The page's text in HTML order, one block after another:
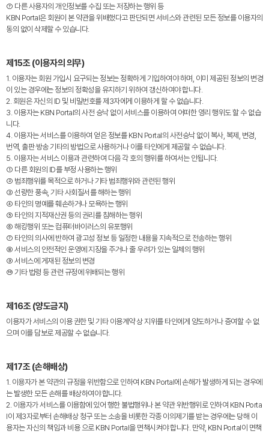
⑦ 다른 사용자의 개인정보를 수집 또는 저장하는 행위 등
KBN Portal은 회원이 본 약관을 위배했다고 판단되면 서비스와 관련된 모든 정보를 이용자의
동의 없이 삭제할 수 있습니다.
제15조 (이용자의 의무)
1. 이용자는 회원 가입시 요구되는 정보는 정확하게 기입하여야 하며, 이미 제공된 정보의 변경
이 있는 경우에는 정보의 정확성을 유지하기 위하여 갱신하여야 합니다.
2. 회원은 자신의 ID 및 비밀번호를 제3자에게 이용하게 할 수 없습니다.
3. 이용자는 KBN Portal의 사전 승낙 없이 서비스를 이용하여 어떠한 영리 행위도 할 수 없습
니다.
4. 이용자는 서비스를 이용하여 얻은 정보를 KBN Portal의 사전승낙 없이 복사, 복제, 변경,
번역, 출판·방송 기타의 방법으로 사용하거나 이를 타인에게 제공할 수 없습니다.
5. 이용자는 서비스 이용과 관련하여 다음 각 호의 행위를 하여서는 안됩니다.
① 다른 회원의 ID를 부정 사용하는 행위
② 범죄행위를 목적으로 하거나 기타 범죄행위와 관련된 행위
③ 선량한 풍속, 기타 사회질서를 해하는 행위
④ 타인의 명예를 훼손하거나 모욕하는 행위
⑤ 타인의 지적재산권 등의 권리를 침해하는 행위
⑥ 해킹행위 또는 컴퓨터바이러스의 유포행위
⑦ 타인의 의사에 반하여 광고성 정보 등 일정한 내용을 지속적으로 전송하는 행위
⑧ 서비스의 안전적인 운영에 지장을 주거나 줄 우려가 있는 일체의 행위
⑨ 서비스에 게재된 정보의 변경
⑩ 기타 법령 등 관련 규정에 위배되는 행위
제16조 (양도금지)
이용자가 서비스의 이용 권한 및 기타 이용계약 상 지위를 타인에게 양도하거나 증여할 수 없
으며 이를 담보로 제공할 수 없습니다.
제17조 (손해배상)
1. 이용자가 본 약관의 규정을 위반함으로 인하여 KBN Portal에 손해가 발생하게 되는 경우에
는 발생한 모든 손해를 배상하여야 합니다.
2. 이용자가 서비스를 이용함에 있어 행한 불법행위나 본 약관 위반행위로 인하여 KBN Porta
l이 제3자로부터 손해배상 청구 또는 소송을 비롯한 각종 이의제기를 받는 경우에는 당해 이
용자는 자신의 책임과 비용 으로 KBN Portal을 면책시켜야 합니다. 만약, KBN Portal이 면책